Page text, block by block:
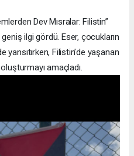
Dev Mısralar: Filistin”
ilgi gördü. Eser, çocukların
yansıtırken, Filistin’de yaşanan
oluşturmayı amaçladı.